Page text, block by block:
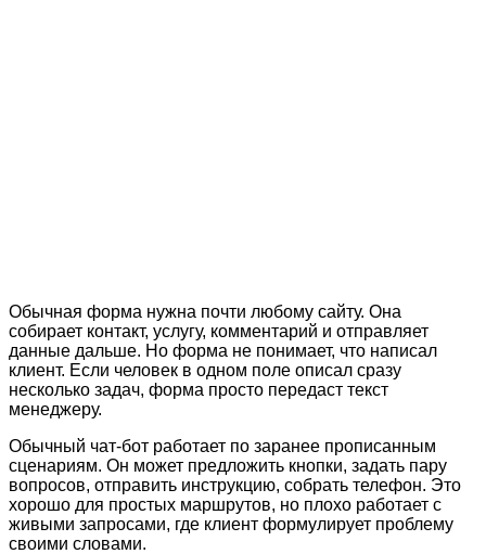
Обычная форма нужна почти любому сайту. Она
собирает контакт, услугу, комментарий и отправляет
данные дальше. Но форма не понимает, что написал
клиент. Если человек в одном поле описал сразу
несколько задач, форма просто передаст текст
менеджеру.
Обычный чат-бот работает по заранее прописанным
сценариям. Он может предложить кнопки, задать пару
вопросов, отправить инструкцию, собрать телефон. Это
хорошо для простых маршрутов, но плохо работает с
живыми запросами, где клиент формулирует проблему
своими словами.